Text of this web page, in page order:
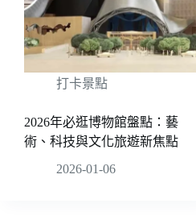
打卡景點
2026年必逛博物館盤點：藝
術、科技與文化旅遊新焦點
2026-01-06